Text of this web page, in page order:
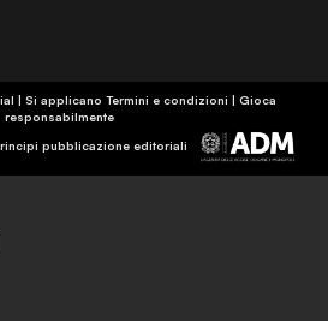
| Si applicano Termini e condizioni | Gioca
responsabilmente
pubblicazione editoriali